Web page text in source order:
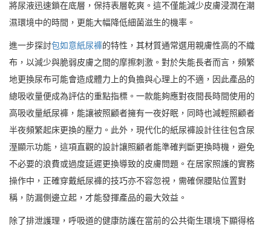
將尿液迅速鎖在底層，保持表層乾爽。這不僅能減少皮膚浸潤在潮
濕環境中的時間，更能大幅降低細菌滋生的機率。
進一步探討包如意紙尿褲的特性，其材質通常選用親膚性高的不織
布，以減少與脆弱皮膚之間的摩擦刺激。對於失能長者而言，頻繁
地更換尿布可能會造成體力上的負擔與心理上的不適，因此產品的
總吸收量便成為評估的重點指標。一款能夠應對夜間長時間使用的
高吸收量紙尿褲，能讓被照顧者擁有一夜好眠，同時也減輕照顧者
半夜頻繁起床更換的壓力。此外，現代化的紙尿褲設計往往包含尿
溼顯示功能，這項直觀的設計讓照顧者能準確判斷更換時機，避免
不必要的浪費或過度延遲更換導致的皮膚問題。在居家照護的實務
操作中，正確穿戴紙尿褲的技巧亦不容忽視，需確保腰貼位置對
稱，防漏側邊立起，才能發揮產品的最大效益。
除了排泄護理，呼吸道的健康防護在當前的公共衛生環境下顯得格